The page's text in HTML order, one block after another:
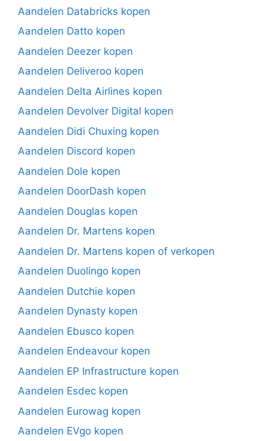
Aandelen Databricks kopen
Aandelen Datto kopen
Aandelen Deezer kopen
Aandelen Deliveroo kopen
Aandelen Delta Airlines kopen
Aandelen Devolver Digital kopen
Aandelen Didi Chuxing kopen
Aandelen Discord kopen
Aandelen Dole kopen
Aandelen DoorDash kopen
Aandelen Douglas kopen
Aandelen Dr. Martens kopen
Aandelen Dr. Martens kopen of verkopen
Aandelen Duolingo kopen
Aandelen Dutchie kopen
Aandelen Dynasty kopen
Aandelen Ebusco kopen
Aandelen Endeavour kopen
Aandelen EP Infrastructure kopen
Aandelen Esdec kopen
Aandelen Eurowag kopen
Aandelen EVgo kopen